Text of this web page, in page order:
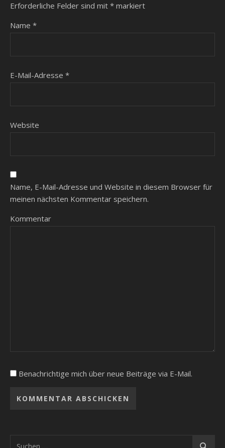
Erforderliche Felder sind mit * markiert
Name *
E-Mail-Adresse *
Website
Name, E-Mail-Adresse und Website in diesem Browser für
meinen nächsten Kommentar speichern.
Kommentar
Benachrichtige mich über neue Beiträge via E-Mail.